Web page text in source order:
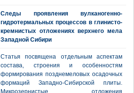
Следы проявления вулканогенно-
гидротермальных процессов в глинисто-
кремнистых отложениях верхнего мела
Западной Сибири
Статья посвящена отдельным аспектам
состава, строения и особенностям
формирования позднемеловых осадочных
формаций Западно-Сибирской плиты.
Микрозернистые отложения